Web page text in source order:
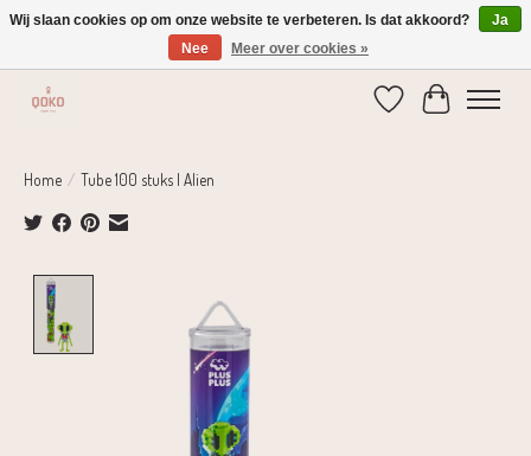
Verzending 1-2 dagen | Gratis verzending vanaf € 75,-
Verlanglijst
Home / Tube 100 stuks | Alien
Wij slaan cookies op om onze website te verbeteren. Is dat akkoord?
Ja
Nee
Meer over cookies »